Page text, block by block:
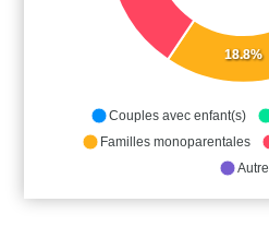
18.8%
Couples avec enfant(s)
Familles monoparentales
Autre